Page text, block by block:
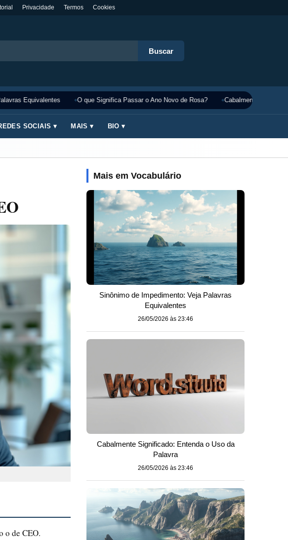
Privacidade Termos Cookies
Buscar
Equivalentes O que Significa Passar o Ano Novo de Rosa? Cabalmente
SOCIAIS ▾ MAIS ▾ BIO ▾
o de CEO.
Mais em Vocabulário
Sinônimo de Impedimento: Veja Palavras
Equivalentes
26/05/2026 às 23:46
Cabalmente Significado: Entenda o Uso da
Palavra
26/05/2026 às 23:46